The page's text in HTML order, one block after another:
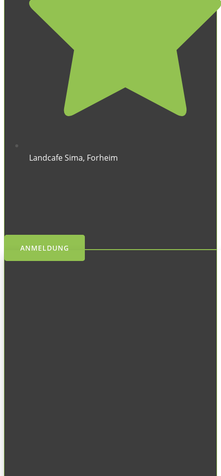
Landcafe Sima, Forheim
ANMELDUNG